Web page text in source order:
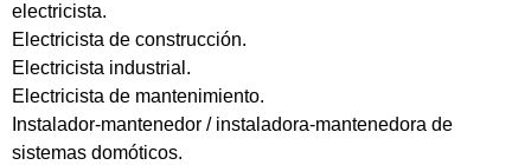
electricista.
Electricista de construcción.
Electricista industrial.
Electricista de mantenimiento.
Instalador-mantenedor / instaladora-mantenedora de
sistemas domóticos.